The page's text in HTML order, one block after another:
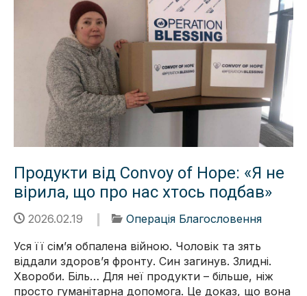
Продукти від Convoy of Hope: «Я не
вірила, що про нас хтось подбав»
2026.02.19
Операція Благословення
Уся її сімʼя обпалена війною. Чоловік та зять
віддали здоровʼя фронту. Син загинув. Злидні.
Хвороби. Біль… Для неї продукти – більше, ніж
просто гуманітарна допомога. Це доказ, що вона